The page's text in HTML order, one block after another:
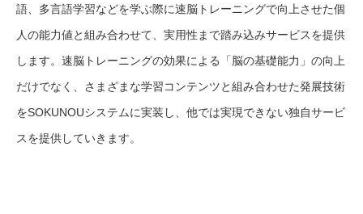
語、多言語学習などを学ぶ際に速脳トレーニングで向上させた個
人の能力値と組み合わせて、実用性まで踏み込みサービスを提供
します。速脳トレーニングの効果による「脳の基礎能力」の向上
だけでなく、さまざまな学習コンテンツと組み合わせた発展技術
をSOKUNOUシステムに実装し、他では実現できない独自サービ
スを提供していきます。